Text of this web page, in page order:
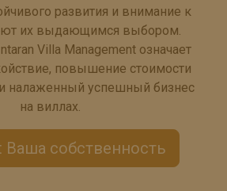
развития и внимание к
их выдающимся выбором.
Villa Management означает
повышение стоимости
налаженный успешный бизнес
на виллах.
Ваша собственность